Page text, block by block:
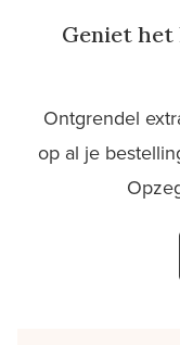
Geniet het
Ontgrendel
op al je